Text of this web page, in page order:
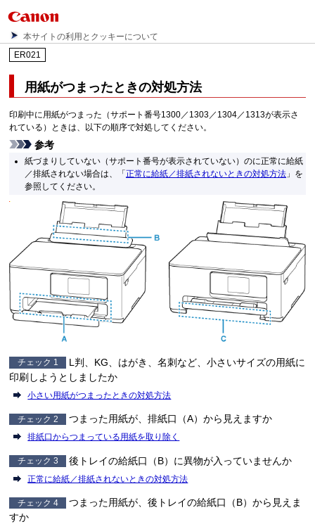
本サイトの利用とクッキーについて
ER021
用紙がつまったときの対処方法
印刷中に用紙がつまった（サポート番号1300／1303／1304／1313が表示さ
れている）ときは、以下の順序で対処してください。
参考
紙づまりしていない（サポート番号が表示されていない）のに正常に給紙
／排紙されない場合は、「正常に給紙／排紙されないときの対処方法 」を
参照してください。
チェック 1 L判 KG はがき 、名刺 など、小さいサイズの用紙に
印刷しようとしましたか
小さい用紙がつまったときの対処方法
チェック 2 つまった用紙が、排紙口（A）から見えますか
排紙口からつまっている用紙を取り除く
チェック 3 後トレイの給紙口（B）に異物が入っていませんか
正常に給紙／排紙されないときの対処方法
チェック 4
つまった用紙が、後トレイの給紙口（B）から見えま
すか